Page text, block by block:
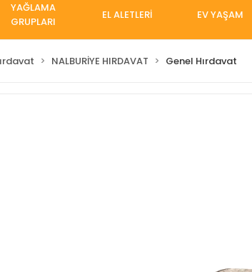
YAĞLAMA
GRUPLARI
EL ALETLERİ EV YAŞAM
NALBURİYE HIRDAVAT Genel Hırdavat